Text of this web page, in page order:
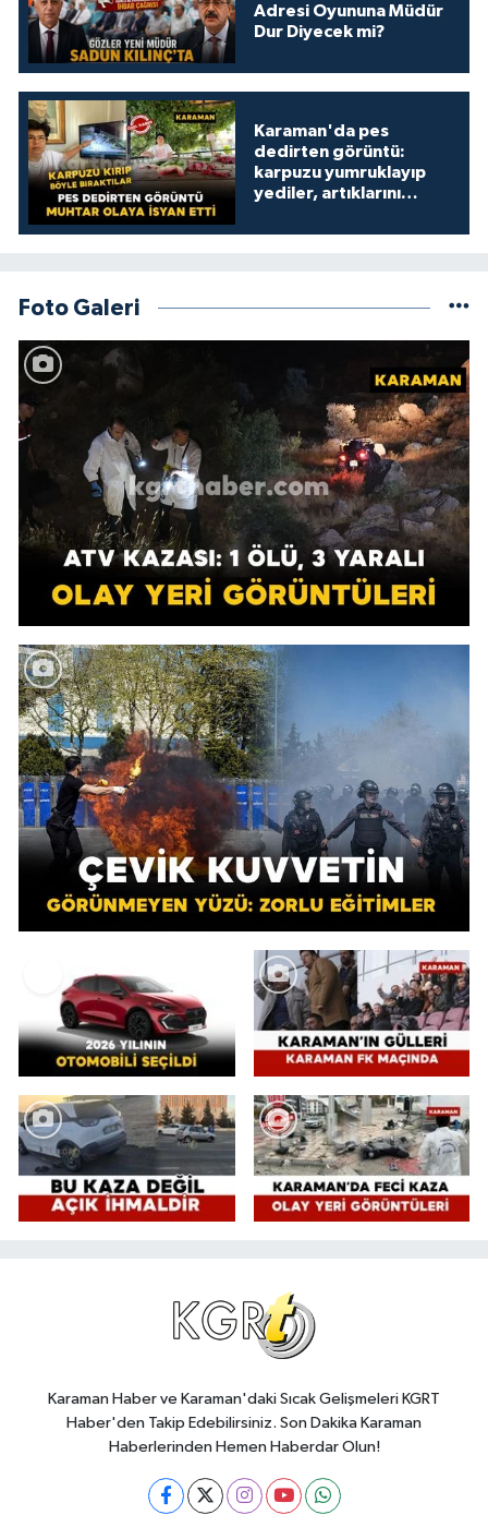
Adresi Oyununa Müdür
Dur Diyecek mi?
Karaman'da pes
dedirten görüntü:
karpuzu yumruklayıp
yediler, artıklarını
Foto Galeri
Karaman Haber ve Karaman'daki Sıcak Gelişmeleri KGRT
Haber'den Takip Edebilirsiniz. Son Dakika Karaman
Haberlerinden Hemen Haberdar Olun!